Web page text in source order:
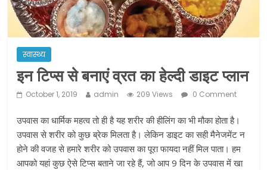
स्वास्थ्य
इन टिप्स से बनाएं व्रत का हेल्दी डाइट प्लान
October 1, 2019 admin 209 Views 0 Comment
उपवास का धार्मिक महत्व तो ही है यह शरीर की हीलिंग का भी मौका होता है।
उपवास से शरीर को कुछ ब्रेक मिलता है। लेकिन डाइट का सही मैनेजमेंट न
होने की वजह से हमारे शरीर को उपवास का पूरा फायदा नहीं मिल पाता। हम
आपको यहां कुछ ऐसे टिप्स बताने जा रहे हैं, जो आप 9 दिन के उपवास में खा